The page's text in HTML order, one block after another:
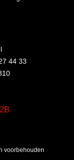
44 33
voorbehouden